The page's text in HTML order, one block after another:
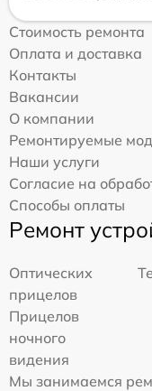
Стоимость ремонта
Оплата и доставка
Контакты
Вакансии
О компании
Ремонтируемые
Наши услуги
Согласие на
Способы оплаты
Ремонт
Оптических
прицелов
Прицелов
ночного
видения
Мы занимаемся